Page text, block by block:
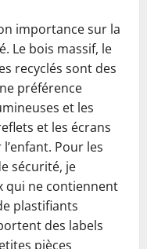
importance sur la
Le bois massif, le
recyclés sont des
préférence
et les
et les écrans
Pour les
sécurité, je
qui ne contiennent
plastifiants
des labels
pièces